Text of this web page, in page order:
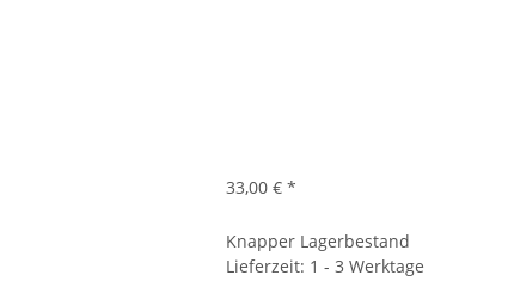
33,00 € *
Knapper Lagerbestand
Lieferzeit: 1 - 3 Werktage